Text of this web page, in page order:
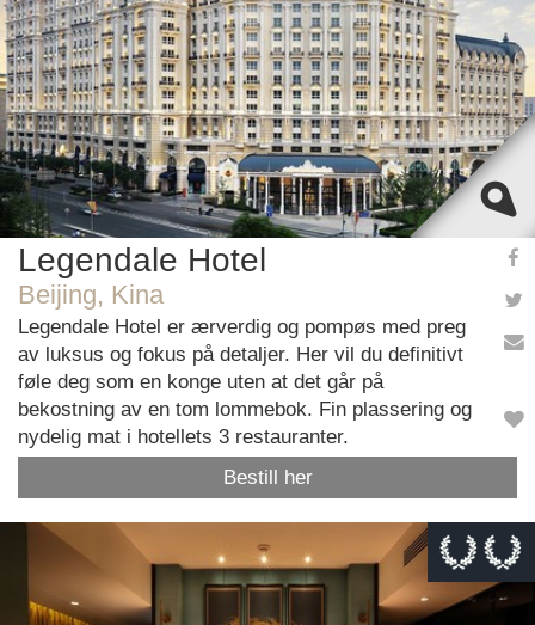
Do you own this website?
OK
Legendale Hotel
Beijing, Kina
Legendale Hotel er ærverdig og pompøs med preg
av luksus og fokus på detaljer. Her vil du definitivt
føle deg som en konge uten at det går på
bekostning av en tom lommebok. Fin plassering og
nydelig mat i hotellets 3 restauranter.
Bestill her
This page can't load Google Maps correctly.